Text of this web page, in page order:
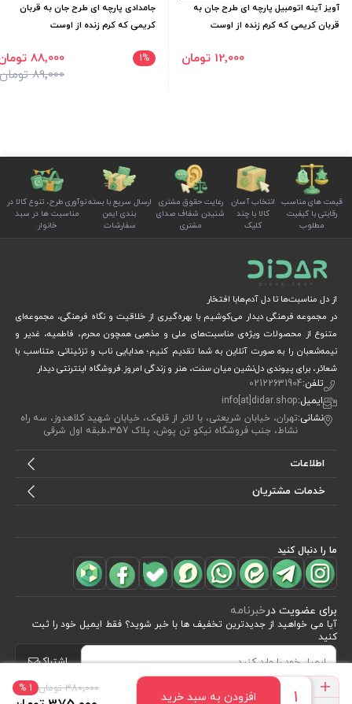
380٬000 تومان 1 %
افزودن به سبد خرید
آویز آینه اتومبیل پارچه ای طرح جان به
قربان کریمی که کرم زنده از اوست
12٬000 تومان
جامدادی پارچه ای طرح جان به قربان
کریمی که کرم زنده از اوست
1%
89٬000 تومان
88٬000 تومان
قیمت های مناسب
رقابتی با کیفیت
مطلوب
انتخاب آسان
کالا با چند
کلیک
رعایت حقوق مشتری
شنیدن شفاف صدای
مشتری
ارسال سریع با بسته
بندی ایمن
سفارشات
نوآوری طرح، تنوع کالا در
مناسبت ها در سبد
خانوار
از دل مناسبت‌ها تا دل آدم‌هابا افتخار
در مجموعه فرهنگی دیدار می‌کوشیم با بهره‌گیری از خلاقیت و نگاه فرهنگی، مجموعه‌ای
متنوع از محصولات ویژه‌ی مناسبت‌های ملی و مذهبی همچون محرم، فاطمیه، غدیر و
نیمه‌شعبان را به صورت آنلاین به شما تقدیم کنیم؛ هدایایی ناب و تزئیناتی متناسب با
شعائر، برای پیوندی دل‌نشین میان سنت، هنر و زندگی امروز.فروشگاه اینترنتی دیدار
تلفن:02122631904
ایمیل:info[at]didar.shop
نشانی:تهران، خیابان شریعتی، با لاتر از قلهک، خیابان شهید کلاهدوز، سه راه
نشاط، جنب فروشگاه نیکو تن پوش، پلاک 357،طبقه اول شرقی
اطلاعات
خدمات مشتریان
ما را دنبال کنید
برای عضویت درخبرنامه
آیا می خواهید از جدید‌ترین تخفیف‌ ها با‌ خبر شوید؟ فقط ایمیل خود را ثبت
کنید
اشتراک